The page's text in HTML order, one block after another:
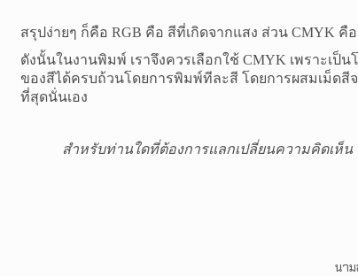
สรุปง่ายๆ ก็คือRGB คือ สีที่เกิดจากแสง ส่วนCMYK คื
ดังนั้นในงานพิมพ์ เราจึงควรเลือกใช้CMYK เพราะเป็
ของสีได้ครบถ้วนโดยการพิมพ์ทีละสี โดยการผสมเม็ดสีจ
ที่สุดนั่นเอง
สำหรับท่านใดที่ต้องการแลกเปลี่ยนความคิดเห็
นา